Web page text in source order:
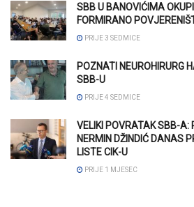
SBB U BANOVIĆIMA
FORMIRANO
PRIJE 3 SEDMICE
POZNATI NEUROHIRURG
SBB-U
PRIJE 4 SEDMICE
VELIKI POVRATAK SBB-A:
NERMIN DŽINDIĆ DANAS
LISTE CIK-U
PRIJE 1 MJESEC